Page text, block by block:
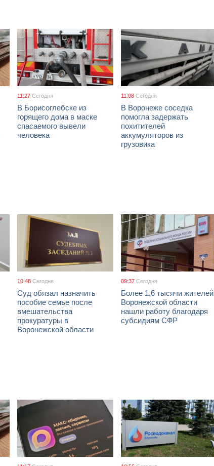
11:27 Сегодня
В Борисоглебске из
горящего дома в маске
спасаемого вывели
человека
11:08 Сегодня
В Воронеже соседка
помогла задержать
похитителей
аккумуляторов из
грузовика
10:48 Сегодня
Суд обязал назначить
пособие семье после
вмешательства
прокуратуры в
Воронежской области
09:37 Сегодня
Более 1,6 тысячи жителей
Воронежской области
нашли работу благодаря
субсидиям СФР